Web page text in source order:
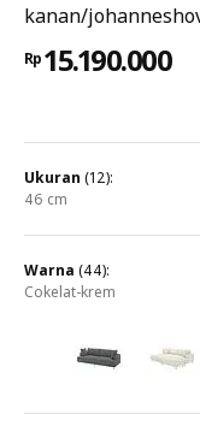
kanan/
Rp 15.190.000
ukuran (12):
46 cm
warna (44):
cokelat-krem